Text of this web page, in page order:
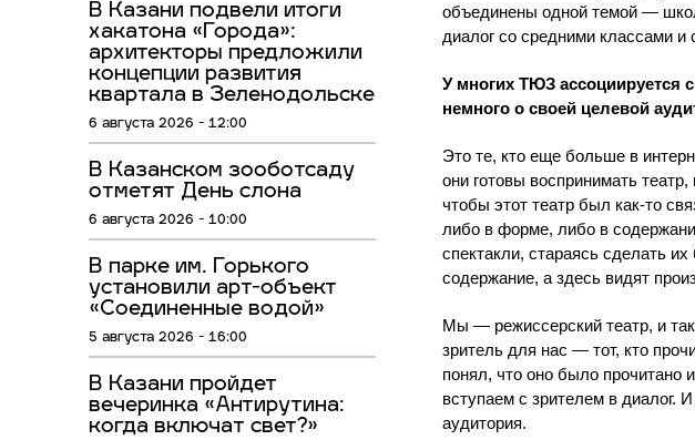
В Казани подвели итоги
хакатона «Города»:
архитекторы предложили
концепции развития
квартала в Зеленодольске
6 августа 2026 - 12:00
В Казанском зооботсаду
отметят День слона
6 августа 2026 - 10:00
В парке им. Горького
установили арт-объект
«Соединенные водой»
5 августа 2026 - 16:00
В Казани пройдет
вечеринка «Антирутина:
когда включат свет?»
объединены одной темой —
диалог со средними классами и
У многих ТЮЗ ассоциируется
немного о своей целевой
Это те, кто еще больше в
они готовы воспринимать
чтобы этот театр был как-то
либо в форме, либо в
спектакли, стараясь сделать
содержание, а здесь видят
Мы — режиссерский театр, и
зритель для нас — тот, кто
понял, что оно было прочитано
вступаем с зрителем в диалог.
аудитория.